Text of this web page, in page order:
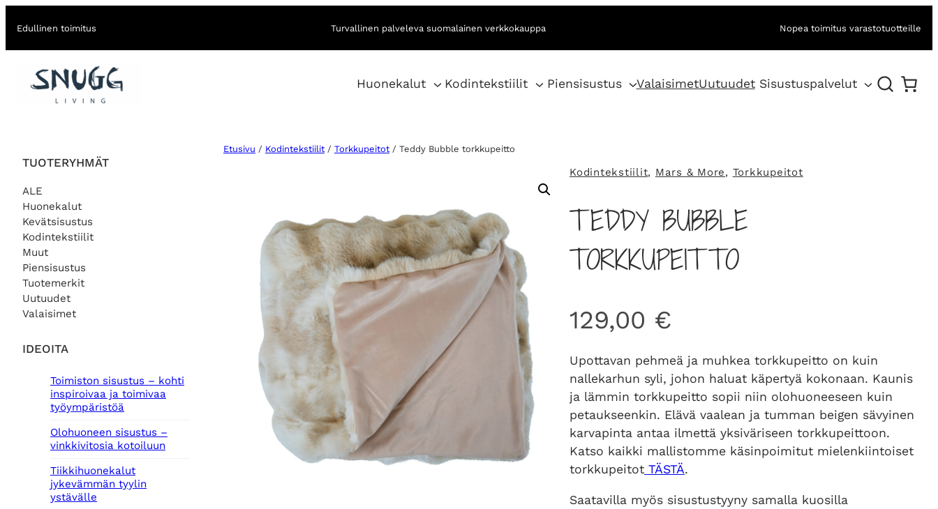
Edullinen toimitus Turvallinen palveleva suomalainen verkkokauppa Nopea toimitus varastotuotteille
Huonekalut Kodintekstiilit Piensisustus ValaisimetUutuudet Sisustuspalvelut
TUOTERYHMÄT
ALE
Huonekalut
Kevätsisustus
Kodintekstiilit
Muut
Piensisustus
Tuotemerkit
Uutuudet
Valaisimet
IDEOITA
Toimiston sisustus – kohti
inspiroivaa ja toimivaa
työympäristöä
Olohuoneen sisustus –
vinkkivitosia kotoiluun
Tiikkihuonekalut
jykevämmän tyylin
ystävälle
Etusivu / Kodintekstiilit / Torkkupeitot / Teddy Bubble torkkupeitto
Kodintekstiilit, Mars & More, Torkkupeitot
TEDDY BUBBLE
TORKKUPEITTO
129,00 €
Upottavan pehmeä ja muhkea torkkupeitto on kuin
nallekarhun syli, johon haluat käpertyä kokonaan. Kaunis
ja lämmin torkkupeitto sopii niin olohuoneeseen kuin
petaukseenkin. Elävä vaalean ja tumman beigen sävyinen
karvapinta antaa ilmettä yksiväriseen torkkupeittoon.
Katso kaikki mallistomme käsinpoimitut mielenkiintoiset
torkkupeitot TÄSTÄ.
Saatavilla myös sisustustyyny samalla kuosilla